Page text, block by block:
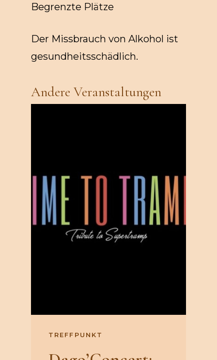
Begrenzte Plätze
Der Missbrauch von Alkohol ist
gesundheitsschädlich.
Andere Veranstaltungen
TREFFPUNKT